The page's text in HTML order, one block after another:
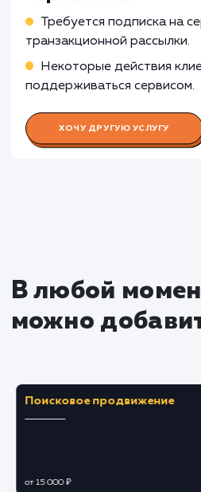
обслуживание.
Узнать почему
Автоматизация
персонализированных
ответ на их действия.
клиентов и общего